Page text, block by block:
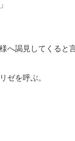
謁見してくると
ゼを呼ぶ。